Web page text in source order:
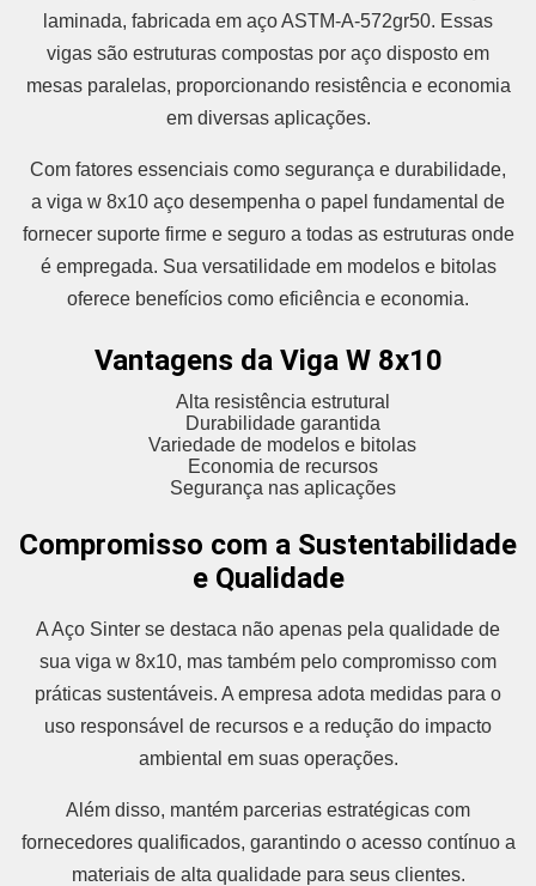
laminada, fabricada em aço ASTM-A-572gr50. Essas
vigas são estruturas compostas por aço disposto em
mesas paralelas, proporcionando resistência e economia
em diversas aplicações.
Com fatores essenciais como segurança e durabilidade,
a viga w 8x10 aço desempenha o papel fundamental de
fornecer suporte firme e seguro a todas as estruturas onde
é empregada. Sua versatilidade em modelos e bitolas
oferece benefícios como eficiência e economia.
Vantagens da Viga W 8x10
Alta resistência estrutural
Durabilidade garantida
Variedade de modelos e bitolas
Economia de recursos
Segurança nas aplicações
Compromisso com a Sustentabilidade
e Qualidade
A Aço Sinter se destaca não apenas pela qualidade de
sua viga w 8x10, mas também pelo compromisso com
práticas sustentáveis. A empresa adota medidas para o
uso responsável de recursos e a redução do impacto
ambiental em suas operações.
Além disso, mantém parcerias estratégicas com
fornecedores qualificados, garantindo o acesso contínuo a
materiais de alta qualidade para seus clientes.